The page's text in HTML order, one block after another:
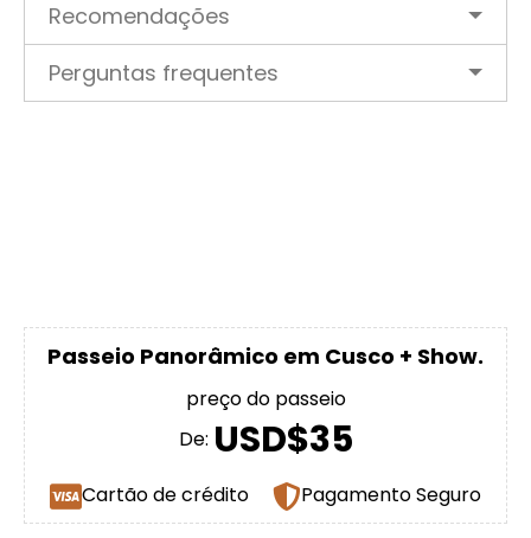
Recomendações
Perguntas frequentes
Passeio Panorâmico em Cusco + Show.
preço do passeio
De: USD$35
Cartão de crédito Pagamento Seguro